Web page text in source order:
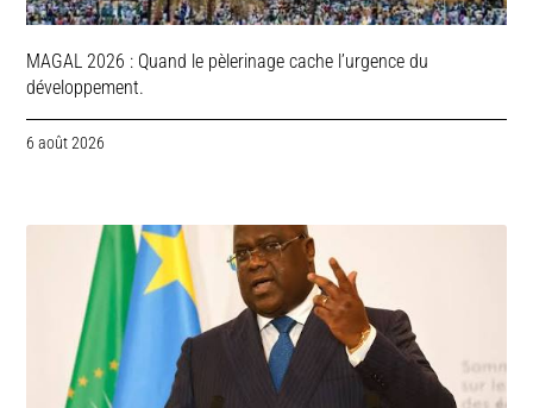
MAGAL 2026 : Quand le pèlerinage cache l’urgence du
développement.
6 août 2026